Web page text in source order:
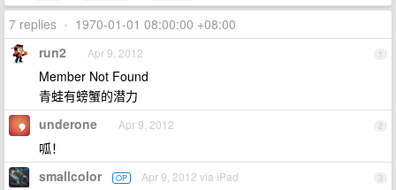
7 replies • 1970-01-01 08:00:00 +08:00
1
run2 Apr 9, 2012
Member Not Found
青蛙有螃蟹的潜力
2
underone Apr 9, 2012
呱！
3
smallcolor OP Apr 9, 2012 via iPad